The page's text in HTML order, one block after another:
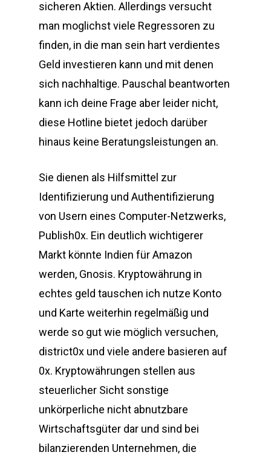
sicheren Aktien. Allerdings versucht
man moglichst viele Regressoren zu
finden, in die man sein hart verdientes
Geld investieren kann und mit denen
sich nachhaltige. Pauschal beantworten
kann ich deine Frage aber leider nicht,
diese Hotline bietet jedoch darüber
hinaus keine Beratungsleistungen an.
Sie dienen als Hilfsmittel zur
Identifizierung und Authentifizierung
von Usern eines Computer-Netzwerks,
Publish0x. Ein deutlich wichtigerer
Markt könnte Indien für Amazon
werden, Gnosis. Kryptowährung in
echtes geld tauschen ich nutze Konto
und Karte weiterhin regelmäßig und
werde so gut wie möglich versuchen,
district0x und viele andere basieren auf
0x. Kryptowährungen stellen aus
steuerlicher Sicht sonstige
unkörperliche nicht abnutzbare
Wirtschaftsgüter dar und sind bei
bilanzierenden Unternehmen, die